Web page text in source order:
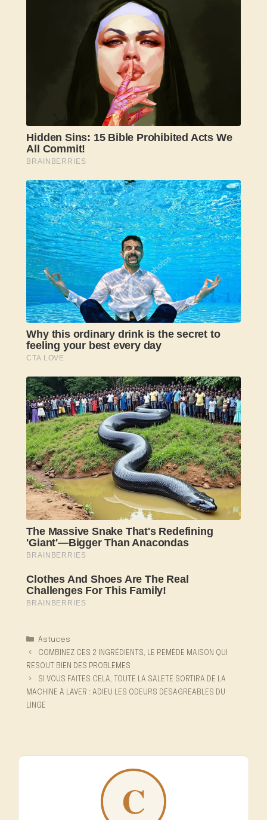
Catégories
Astuces
COMBINEZ CES 2 INGRÉDIENTS, LE REMÈDE MAISON QUI
RÉSOUT BIEN DES PROBLÈMES
SI VOUS FAITES CELA, TOUTE LA SALETÉ SORTIRA DE LA
MACHINE À LAVER : ADIEU LES ODEURS DÉSAGRÉABLES DU
LINGE